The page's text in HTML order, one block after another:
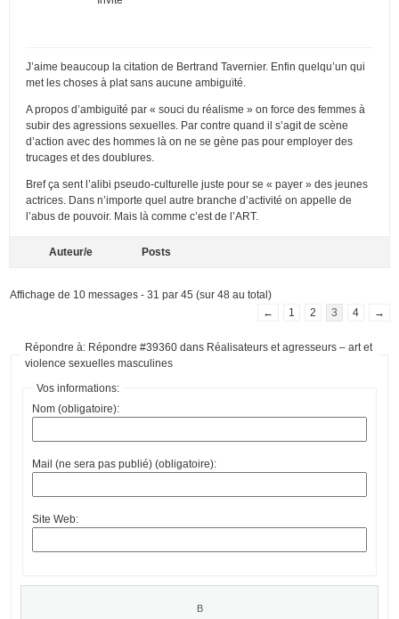
J’aime beaucoup la citation de Bertrand Tavernier. Enfin quelqu’un qui
met les choses à plat sans aucune ambiguïté.
A propos d’ambiguïté par « souci du réalisme » on force des femmes à
subir des agressions sexuelles. Par contre quand il s’agit de scène
d’action avec des hommes là on ne se gène pas pour employer des
trucages et des doublures.
Bref ça sent l’alibi pseudo-culturelle juste pour se « payer » des jeunes
actrices. Dans n’importe quel autre branche d’activité on appelle de
l’abus de pouvoir. Mais là comme c’est de l’ART.
Auteur/e Posts
Affichage de 10 messages - 31 par 45 (sur 48 au total)
←
1 2 3 4 →
Répondre à: Répondre #39360 dans Réalisateurs et agresseurs – art et
violence sexuelles masculines
Vos informations:
Nom (obligatoire):
Mail (ne sera pas publié) (obligatoire):
Site Web: